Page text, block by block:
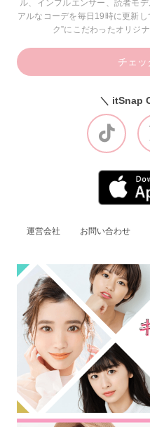
ル、インフルエンサー、読者モ
アルなコーデを毎日19時に更新
ク”にこだわったオリジ
チェッ
＼ itSnap
運営会社 お問い合わせ